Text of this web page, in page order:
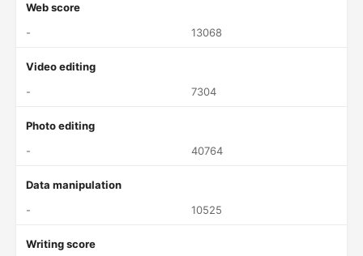
Web score
-
13068
Video editing
-
7304
Photo editing
-
40764
Data manipulation
-
10525
Writing score